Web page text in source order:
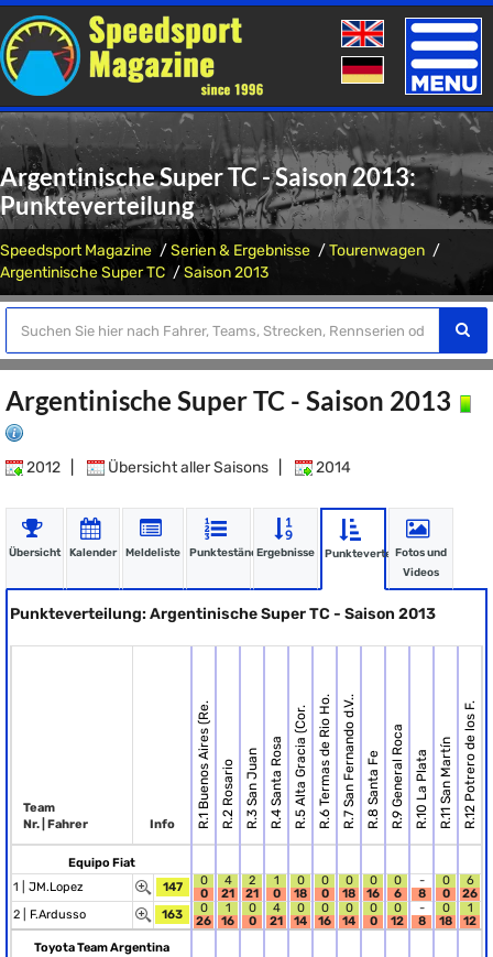
Toggle
Argentinische Super TC - Saison 2013:
Punkteverteilung
Speedsport Magazine Serien & Ergebnisse
Tourenwagen
Argentinische Super TC
Saison 2013
Argentinische Super TC - Saison 2013
2012 Übersicht aller Saisons 2014
Übersicht Kalender Meldeliste PunkteständeErgebnisse PunkteverteilungFotos und
Videos
Punkteverteilung: Argentinische Super TC - Saison 2013
Team
Nr. | Fahrer
Info R.1 Buenos Aires (Re.R.2 RosarioR.3 San JuanR.4 Santa RosaR.5 Alta Gracia (Cor.R.6 Termas de Rio Ho.R.7 San Fernando d.V..R.8 Santa FeR.9 General RocaR.10 La PlataR.11 San MartínR.12 Potrero de los F.
Equipo Fiat
1 | JM.Lopez 147
0
0
4
21
2
21
1
0
0
18
0
0
0
18
0
16
0
6
-
8
0
0
6
26
2 | F.Ardusso 163
0
26
1
16
0
0
4
21
0
14
0
16
0
14
0
0
0
12
-
8
0
18
1
12
Toyota Team Argentina